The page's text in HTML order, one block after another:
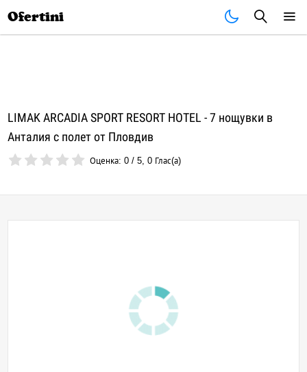
Ofertini
LIMAK ARCADIA SPORT RESORT HOTEL - 7 нощувки в
Анталия с полет от Пловдив
Оценка:0 /5,0 Глас(а)